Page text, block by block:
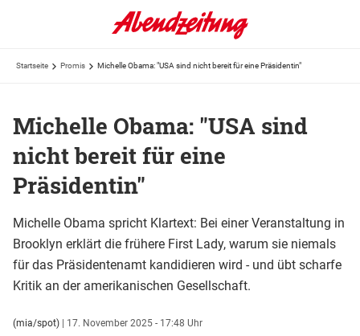
Startseite Promis Michelle Obama: "USA sind nicht bereit für eine Präsidentin"
Michelle Obama: "USA sind
nicht bereit für eine
Präsidentin"
Michelle Obama spricht Klartext: Bei einer Veranstaltung in
Brooklyn erklärt die frühere First Lady, warum sie niemals
für das Präsidentenamt kandidieren wird - und übt scharfe
Kritik an der amerikanischen Gesellschaft.
(mia/spot) | 17. November 2025 - 17:48 Uhr